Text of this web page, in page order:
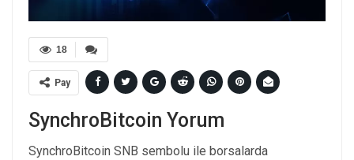
18
Pay
SynchroBitcoin Yorum
SynchroBitcoin SNB sembolu ile borsalarda